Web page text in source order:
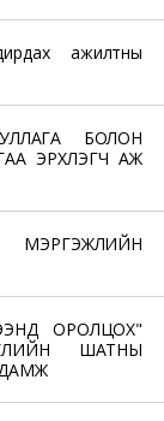
ажилтны
БОЛОН
ЭРХЛЭГЧ АЖ
ОРОЛЦОХ"
ШАТНЫ